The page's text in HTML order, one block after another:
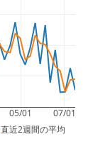
05/01 07/01
直近2週間の平均